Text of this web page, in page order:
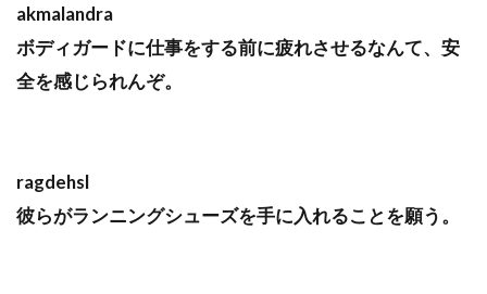
akmalandra
ボディガードに仕事をする前に疲れさせるなんて、安
全を感じられんぞ。
ragdehsl
彼らがランニングシューズを手に入れることを願う。